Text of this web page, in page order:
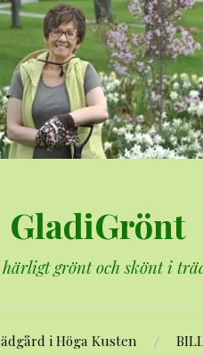
GladiGrönt
grönt och skönt i
i Höga Kusten